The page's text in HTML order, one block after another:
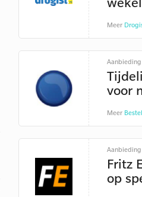
Meer
Aanbieding
voor
Meer
Aanbieding
Fritz
op